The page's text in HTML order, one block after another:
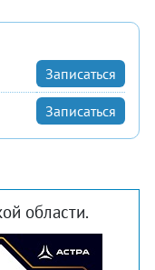
Записаться
Записаться
области.